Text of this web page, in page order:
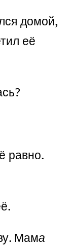
домой,
её
равно.
Мама